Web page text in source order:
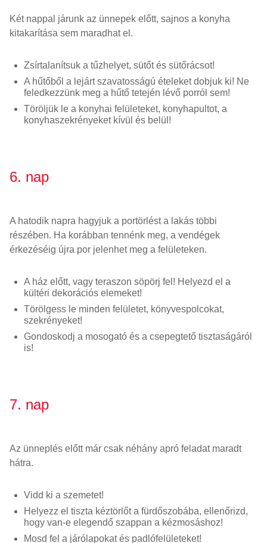
Két nappal járunk az ünnepek előtt, sajnos a konyha
kitakarítása sem maradhat el.
Zsírtalanítsuk a tűzhelyet, sütőt és sütőrácsot!
A hűtőből a lejárt szavatosságú ételeket dobjuk ki! Ne
feledkezzünk meg a hűtő tetején lévő porról sem!
Töröljük le a konyhai felületeket, konyhapultot, a
konyhaszekrényeket kívül és belül!
6. nap
A hatodik napra hagyjuk a portörlést a lakás többi
részében. Ha korábban tennénk meg, a vendégek
érkezéséig újra por jelenhet meg a felületeken.
A ház előtt, vagy teraszon söpörj fel! Helyezd el a
kültéri dekorációs elemeket!
Törölgess le minden felületet, könyvespolcokat,
szekrényeket!
Gondoskodj a mosogató és a csepegtető tisztaságáról
is!
7. nap
Az ünneplés előtt már csak néhány apró feladat maradt
hátra.
Vidd ki a szemetet!
Helyezz el tiszta kéztörlőt a fürdőszobába, ellenőrizd,
hogy van-e elegendő szappan a kézmosáshoz!
Mosd fel a járólapokat és padlófelületeket!